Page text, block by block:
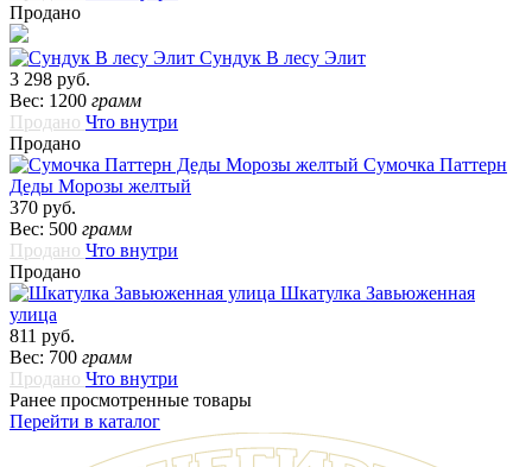
Продано
Сундук В лесу Элит
3 298 руб.
Вес: 1200 грамм
Продано Что внутри
Продано
Сумочка Паттерн
Деды Морозы желтый
370 руб.
Вес: 500 грамм
Продано Что внутри
Продано
Шкатулка Завьюженная
улица
811 руб.
Вес: 700 грамм
Продано Что внутри
Ранее просмотренные товары
Перейти в каталог